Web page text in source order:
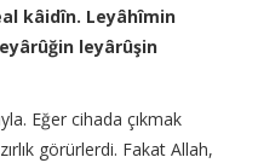
kâidîn. Leyâhîmin
leyârûşin
Eğer cihada çıkmak
görürlerdi. Fakat Allah,